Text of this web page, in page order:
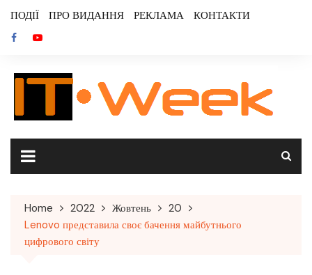
content
ПОДІЇ ПРО ВИДАННЯ РЕКЛАМА КОНТАКТИ
Home 2022 Жовтень
20
Lenovo представила своє бачення майбутнього
цифрового світу